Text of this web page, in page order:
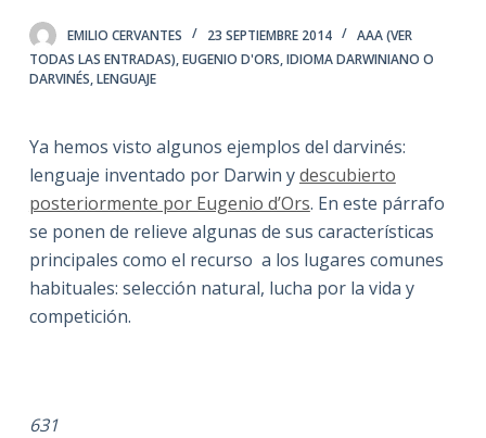
EMILIO CERVANTES 23 SEPTIEMBRE 2014
AAA (VER
TODAS LAS ENTRADAS),EUGENIO D'ORS,IDIOMA DARWINIANO O
DARVINÉS,LENGUAJE
Ya hemos visto algunos ejemplos del darvinés:
lenguaje inventado por Darwin ydescubierto
posteriormente por Eugenio d’Ors. En este párrafo
se ponen de relieve algunas de sus características
principales como el recurso a los lugares comunes
habituales: selección natural, lucha por la vida y
competición.
631